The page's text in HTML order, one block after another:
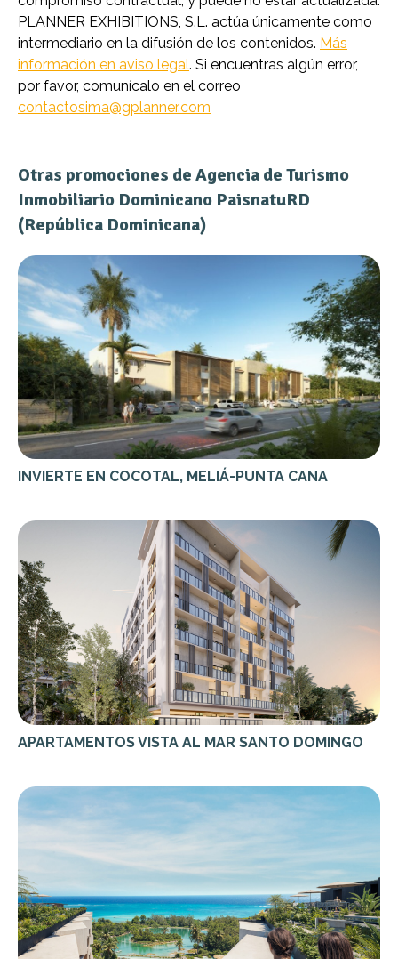
PLANNER EXHIBITIONS, S.L. actúa únicamente como
intermediario en la difusión de los contenidos. Más
información en aviso legal. Si encuentras algún error,
por favor, comunícalo en el correo
contactosima@gplanner.com
Otras promociones de Agencia de Turismo
Inmobiliario Dominicano PaisnatuRD
(República Dominicana)
INVIERTE EN COCOTAL, MELIÁ-PUNTA CANA
APARTAMENTOS VISTA AL MAR SANTO DOMINGO